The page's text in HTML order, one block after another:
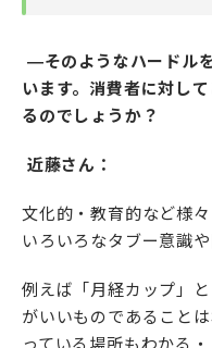
―そのようなハードル
います。消費者に対し
るのでしょうか？
近藤さん：
文化的・教育的など様
いろいろなタブー意識
例えば「月経カップ」
がいいものであること
っている場所もわかる